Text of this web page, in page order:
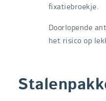
fixatiebroekje.
Doorlopende
het risico op